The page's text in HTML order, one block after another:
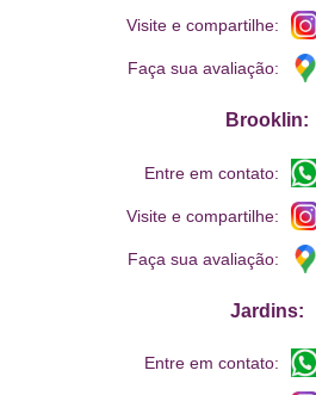
Visite e compartilhe:
Faça sua avaliação:
Brooklin:
Entre em contato:
Visite e compartilhe:
Faça sua avaliação:
Jardins:
Entre em contato: